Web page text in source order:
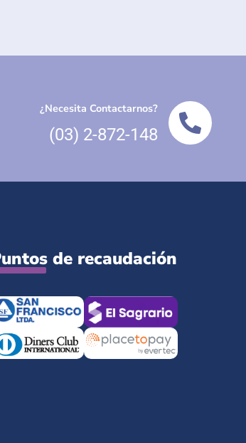
¿Necesita Contactarnos?
(03) 2-872-148
de recaudación